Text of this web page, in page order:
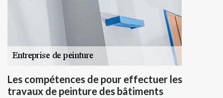
Les compétences de pour effectuer les
travaux de peinture des bâtiments